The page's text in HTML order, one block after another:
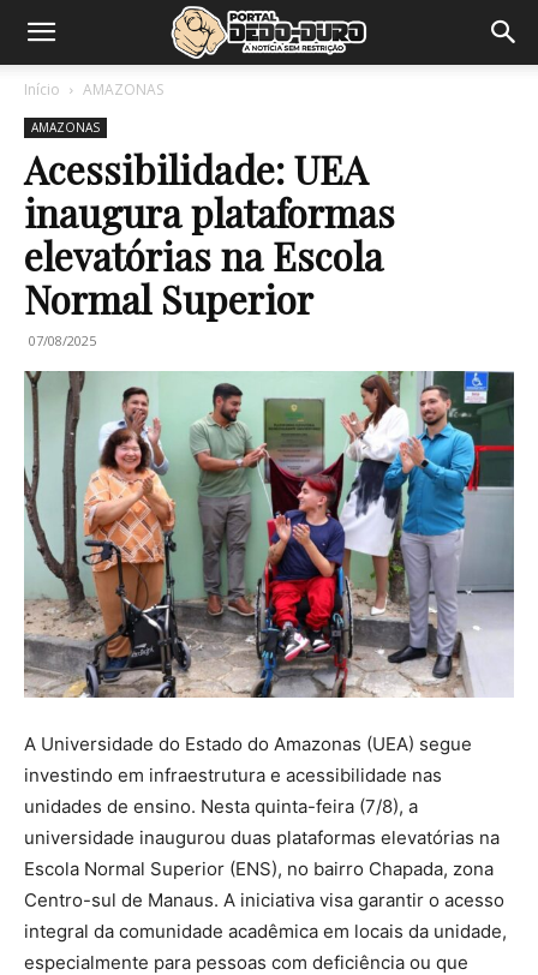
Início AMAZONAS
AMAZONAS
Acessibilidade: UEA
inaugura plataformas
elevatórias na Escola
Normal Superior
07/08/2025
A Universidade do Estado do Amazonas (UEA) segue
investindo em infraestrutura e acessibilidade nas
unidades de ensino. Nesta quinta-feira (7/8), a
universidade inaugurou duas plataformas elevatórias na
Escola Normal Superior (ENS), no bairro Chapada, zona
Centro-sul de Manaus. A iniciativa visa garantir o acesso
integral da comunidade acadêmica em locais da unidade,
especialmente para pessoas com deficiência ou que